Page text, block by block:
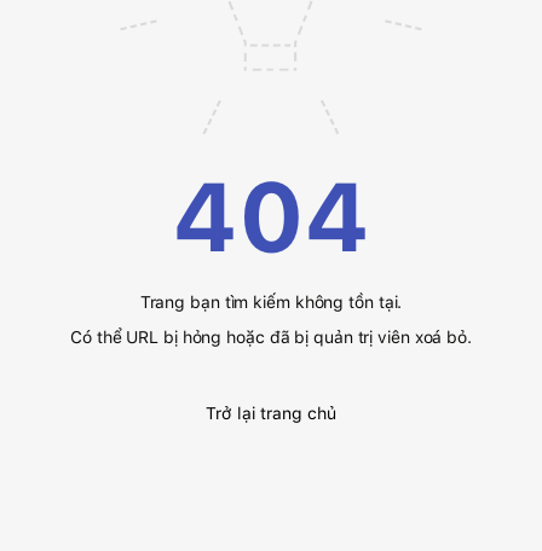
404
Trang bạn tìm kiếm không tồn tại.
Có thể URL bị hỏng hoặc đã bị quản trị viên xoá bỏ.
Trở lại trang chủ